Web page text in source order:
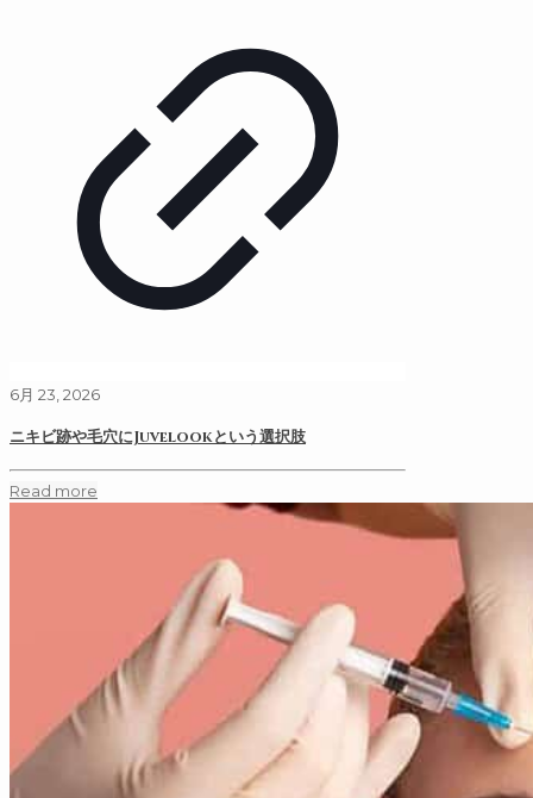
6月 23, 2026
ニキビ跡や毛穴にJuvelookという選択肢
Read more